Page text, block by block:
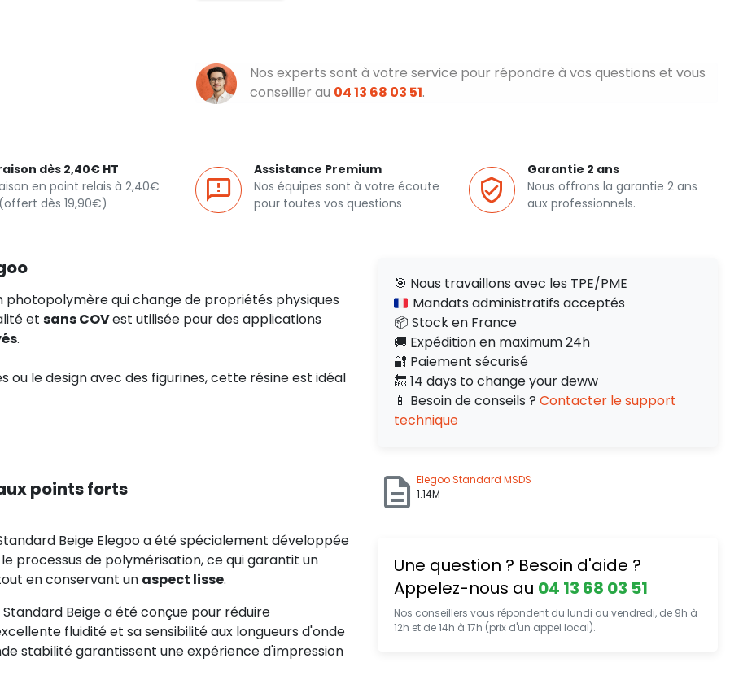
Nos experts sont à votre service pour répondre à vos questions et vous
conseiller au 04 13 68 03 51.
dès 2,40€ HT
en point relais à 2,40€
dès 19,90€)
Assistance Premium
Nos équipes sont à votre écoute
pour toutes vos questions
Garantie 2 ans
Nous offrons la garantie 2 ans
aux professionnels.
photopolymère qui change de propriétés physiques
et sans COVest utilisée pour des applications
.
le design avec des figurines, cette résine est idéal
points forts
Beige Elegoo a été spécialement développée
processus de polymérisation, ce qui garantit un
en conservant un aspect lisse.
Standard Beige a été conçue pour réduire
fluidité et sa sensibilité aux longueurs d'onde
stabilité garantissent une expérience d'impression
🎯 Nous travaillons avec les TPE/PME
Mandats administratifs acceptés
📦 Stock en France
🚚 Expédition en maximum 24h
🔐 Paiement sécurisé
🔙 14 days to change your deww
📱 Besoin de conseils ? Contacter le support
technique
Elegoo Standard MSDS
1.14M
Une question ? Besoin d'aide ?
Appelez-nous au 04 13 68 03 51
Nos conseillers vous répondent du lundi au vendredi, de 9h à
12h et de 14h à 17h (prix d'un appel local).